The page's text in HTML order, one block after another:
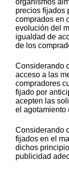
organismos
precios fijados
comprados en
evolución del
igualdad de
de los
Considerando
acceso a las
compradores
fijado por
acepten las
el agotamiento
Considerando
fijados en el
dichos
publicidad